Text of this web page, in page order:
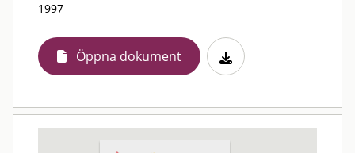
1997
Öppna dokument